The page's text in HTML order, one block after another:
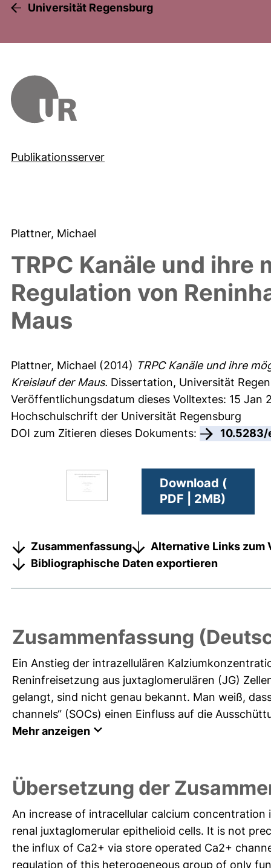
Universität Regensburg
Publikationsserver
Plattner, Michael
TRPC Kanäle und
Regulation von
Maus
Plattner, Michael (2014) TRPC Kanäle und ihre
Kreislauf der Maus. Dissertation, Universität
Veröffentlichungsdatum dieses Volltextes: 15 Jan
Hochschulschrift der Universität Regensburg
DOI zum Zitieren dieses Dokuments:
10.5283/
Download (
PDF | 2MB)
Zusammenfassung
Alternative Links zum
Bibliographische Daten exportieren
Zusammenfassung
Ein Anstieg der intrazellulären
Reninfreisetzung aus juxtaglomerulären (JG)
gelangt, sind nicht genau bekannt. Man weiß,
channels“ (SOCs) einen Einfluss auf die
Mehr anzeigen
Übersetzung der
An increase of intracellular calcium
renal juxtaglomerular epithelioid cells. It is not
the influx of Ca2+ via store operated Ca2+
regulation of this heterogeneous group of only